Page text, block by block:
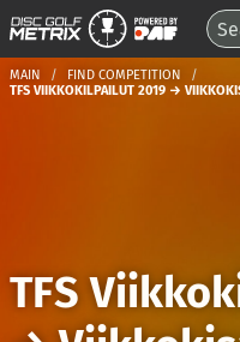
MAIN
FIND COMPETITION
TFS VIIKKOKILPAILUT 2019 →
TFS